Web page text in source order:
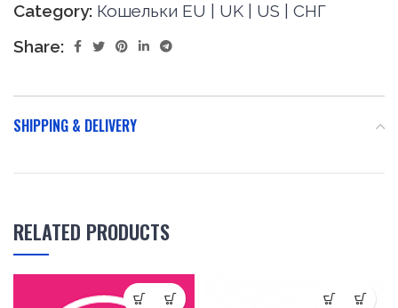
Category: Кошельки EU | UK | US | СНГ
Share:
SHIPPING & DELIVERY
RELATED PRODUCTS